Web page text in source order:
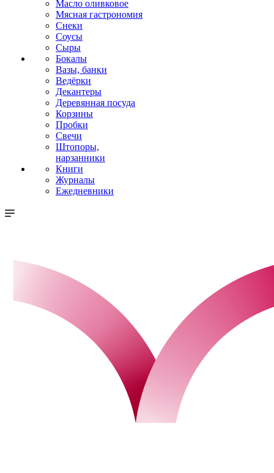
Масло оливковое
Мясная гастрономия
Снеки
Соусы
Сыры
Бокалы
Вазы, банки
Ведёрки
Декантеры
Деревянная посуда
Корзины
Пробки
Свечи
Штопоры,
нарзанники
Книги
Журналы
Ежедневники